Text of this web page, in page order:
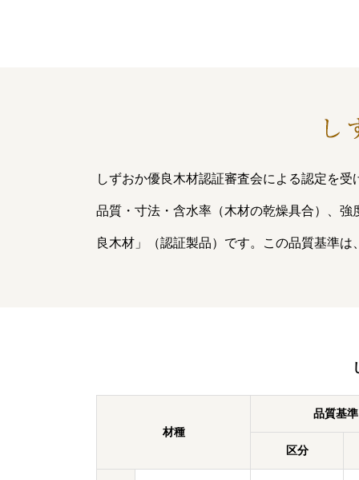
しずおか優良木材認証審査会による認定を
品質・寸法・含水率（木材の乾燥具合）、
良木材」（認証製品）です。この品質基準
材種
品質基準
区分